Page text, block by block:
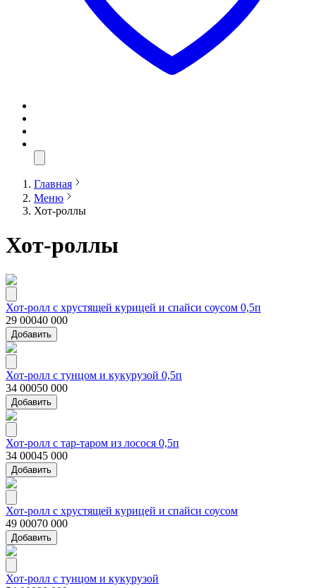
Главная
Меню
Хот-роллы
Хот-роллы
Хот-ролл с хрустящей курицей и спайси соусом 0,5п
29 00040 000
Добавить
Хот-ролл с тунцом и кукурузой 0,5п
34 00050 000
Добавить
Хот-ролл с тар-таром из лосося 0,5п
34 00045 000
Добавить
Хот-ролл с хрустящей курицей и спайси соусом
49 00070 000
Добавить
Хот-ролл с тунцом и кукурузой